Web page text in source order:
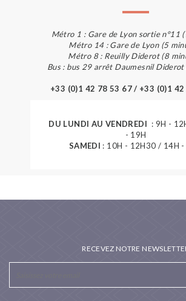
Métro 1 : Gare de Lyon sortie n°11
Métro 14 : Gare de Lyon (5
Métro 8 : Reuilly Diderot (8
Bus : bus 29 arrêt Daumesnil
+33 (0)1 42 78 53 67 / +33 (0)1 42
DU LUNDI AU VENDREDI : 9H -
- 19H
SAMEDI : 10H - 12H30 / 14H -
RECEVEZ NOTRE